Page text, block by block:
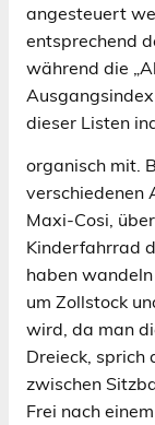
angesteuert
entsprechend
während die
dieser Listen
organisch mit.
verschiedenen
Maxi-Cosi,
Kinderfahrrad
haben
um Zollstock
wird, da man
Dreieck, sprich
zwischen
Frei nach